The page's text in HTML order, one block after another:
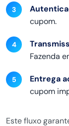
cupom.
Fazenda
Entrega
cupom
Este fluxo